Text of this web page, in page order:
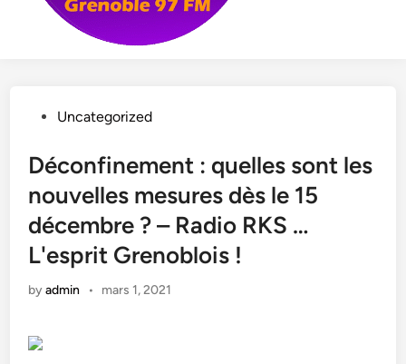
PostedUncategorized
Déconfinement : quelles sont les
nouvelles mesures dès le 15
décembre ? – Radio RKS …
L'esprit Grenoblois !
byadmin • mars 1, 2021